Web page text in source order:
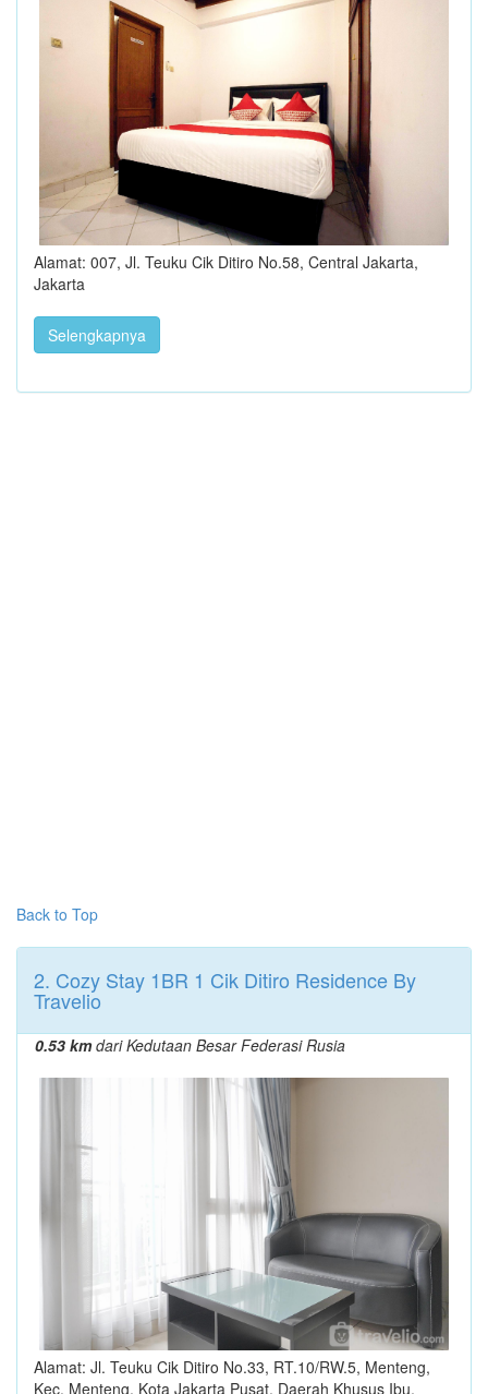
Alamat: 007, Jl. Teuku Cik Ditiro No.58, Central Jakarta,
Jakarta
Selengkapnya
Back to Top
2. Cozy Stay 1BR 1 Cik Ditiro Residence By
Travelio
0.53 kmdari Kedutaan Besar Federasi Rusia
Alamat: Jl. Teuku Cik Ditiro No.33, RT.10/RW.5, Menteng,
Kec. Menteng, Kota Jakarta Pusat, Daerah Khusus Ibu,